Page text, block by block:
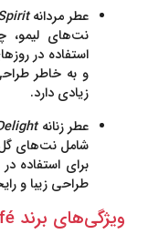
عطر مردانه Café
نت‌های
استفاده در
و به خاطر
زیادی دارد.
عطر زنانه Café
شامل نت‌های
برای استفاده
طراحی زیبا و
ویژگی‌های برند Café (کافه)